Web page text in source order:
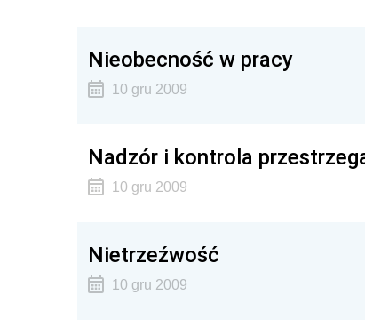
Nieobecność w pracy
10 gru 2009
Nadzór i kontrola
10 gru 2009
Nietrzeźwość
10 gru 2009